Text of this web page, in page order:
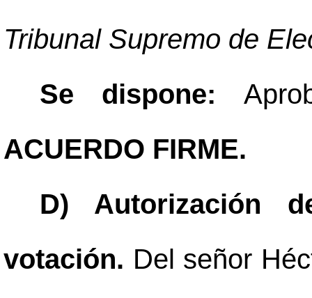
Tribunal Supremo de
Se dispone:
ACUERDO FIRME.
D) Autorización
votación. Del señor